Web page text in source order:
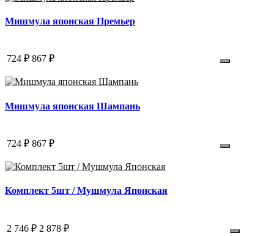
Мишмула японская Премьер
724 ₽ 867 ₽
Мишмула японская Шампань
724 ₽ 867 ₽
Комплект 5шт / Мушмула Японская
2 746 ₽ 2 878 ₽